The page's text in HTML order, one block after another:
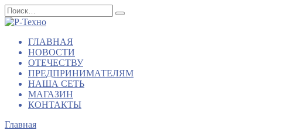
Перейти
к
Search
for:
ГЛАВНАЯ
НОВОСТИ
ОТЕЧЕСТВУ
ПРЕДПРИНИМАТЕЛЯМ
НАША СЕТЬ
МАГАЗИН
КОНТАКТЫ
Главная